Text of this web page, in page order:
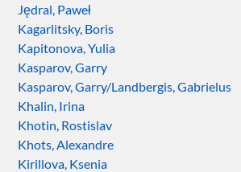
Jędral, Paweł
Kagarlitsky, Boris
Kapitonova, Yulia
Kasparov, Garry
Kasparov, Garry/Landbergis, Gabrielus
Khalin, Irina
Khotin, Rostislav
Khots, Alexandre
Kirillova, Ksenia